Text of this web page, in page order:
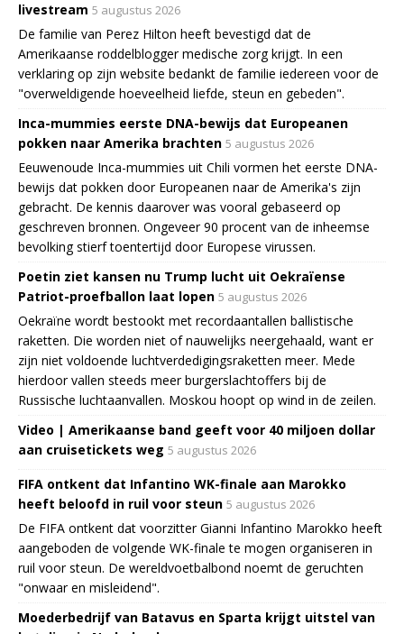
livestream 5 augustus 2026
De familie van Perez Hilton heeft bevestigd dat de
Amerikaanse roddelblogger medische zorg krijgt. In een
verklaring op zijn website bedankt de familie iedereen voor de
"overweldigende hoeveelheid liefde, steun en gebeden".
Inca-mummies eerste DNA-bewijs dat Europeanen
pokken naar Amerika brachten 5 augustus 2026
Eeuwenoude Inca-mummies uit Chili vormen het eerste DNA-
bewijs dat pokken door Europeanen naar de Amerika's zijn
gebracht. De kennis daarover was vooral gebaseerd op
geschreven bronnen. Ongeveer 90 procent van de inheemse
bevolking stierf toentertijd door Europese virussen.
Poetin ziet kansen nu Trump lucht uit Oekraïense
Patriot-proefballon laat lopen 5 augustus 2026
Oekraïne wordt bestookt met recordaantallen ballistische
raketten. Die worden niet of nauwelijks neergehaald, want er
zijn niet voldoende luchtverdedigingsraketten meer. Mede
hierdoor vallen steeds meer burgerslachtoffers bij de
Russische luchtaanvallen. Moskou hoopt op wind in de zeilen.
Video | Amerikaanse band geeft voor 40 miljoen dollar
aan cruisetickets weg 5 augustus 2026
FIFA ontkent dat Infantino WK-finale aan Marokko
heeft beloofd in ruil voor steun 5 augustus 2026
De FIFA ontkent dat voorzitter Gianni Infantino Marokko heeft
aangeboden de volgende WK-finale te mogen organiseren in
ruil voor steun. De wereldvoetbalbond noemt de geruchten
"onwaar en misleidend".
Moederbedrijf van Batavus en Sparta krijgt uitstel van